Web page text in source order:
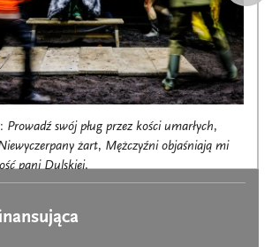
Prowadź swój pług przez kości umarłych,
żart, Mężczyźni objaśniają mi
pani Dulskiej.